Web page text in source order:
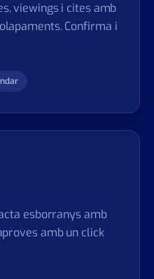
viewings i cites amb
Confirma i
esborranys amb
amb un click